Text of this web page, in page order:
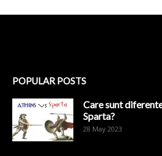
POPULAR POSTS
Care sunt
Sparta?
28 May 2023